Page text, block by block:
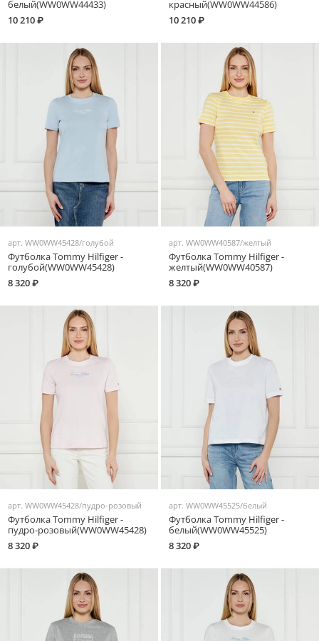
белый(WW0WW44433)
10 210 ₽
красный(WW0WW44586)
10 210 ₽
арт.WW0WW45428/голубой
Футболка Tommy Hilfiger -
голубой(WW0WW45428)
8 320 ₽
арт. WW0WW40587/желтый
Футболка Tommy Hilfiger -
желтый(WW0WW40587)
8 320 ₽
арт.WW0WW45428/пудро-розовый
Футболка Tommy Hilfiger -
пудро-розовый(WW0WW45428)
8 320 ₽
арт. WW0WW45525/белый
Футболка Tommy Hilfiger -
белый(WW0WW45525)
8 320 ₽